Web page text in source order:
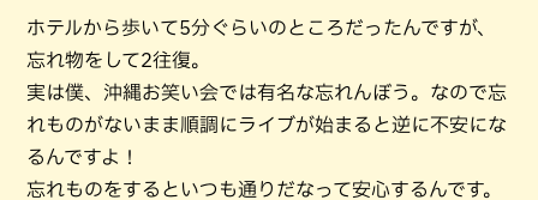
ホテルから歩いて5分ぐらいのところだったんですが、
忘れ物をして2往復。
実は僕、沖縄お笑い会では有名な忘れんぼう。なので忘
れものがないまま順調にライブが始まると逆に不安にな
るんですよ！
忘れものをするといつも通りだなって安心するんです。